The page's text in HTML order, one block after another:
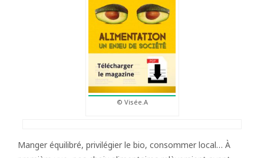
© Visée.A
Manger équilibré, privilégier le bio, consommer local… À